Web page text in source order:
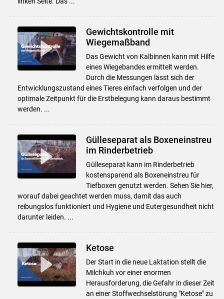
Gewichtskontrolle mit
Wiegemaßband
Das Gewicht von Kalbinnen kann mit Hilfe
eines Wiegebandes ermittelt werden.
Durch die Messungen lässt sich der
Entwicklungszustand eines Tieres einfach verfolgen und der
optimale Zeitpunkt für die Erstbelegung kann daraus bestimmt
werden. ...
Gülleseparat als Boxeneinstreu
im Rinderbetrieb
Gülleseparat kann im Rinderbetrieb
kostensparend als Boxeneinstreu für
Tiefboxen genutzt werden. Sehen Sie hier,
worauf dabei geachtet werden muss, damit das auch
reibungslos funktioniert und Hygiene und Eutergesundheit nicht
darunter leiden. ...
Ketose
Der Start in die neue Laktation stellt die
Milchkuh vor einer enormen
Herausforderung, die Gefahr in dieser Zeit
an einer Stoffwechselstörung "Ketose" zu